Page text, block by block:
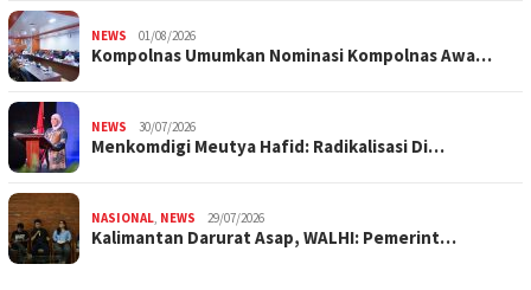
NEWS 01/08/2026
Kompolnas Umumkan Nominasi Kompolnas Awa…
NEWS 30/07/2026
Menkomdigi Meutya Hafid: Radikalisasi Di…
NASIONAL, NEWS 29/07/2026
Kalimantan Darurat Asap, WALHI: Pemerint…